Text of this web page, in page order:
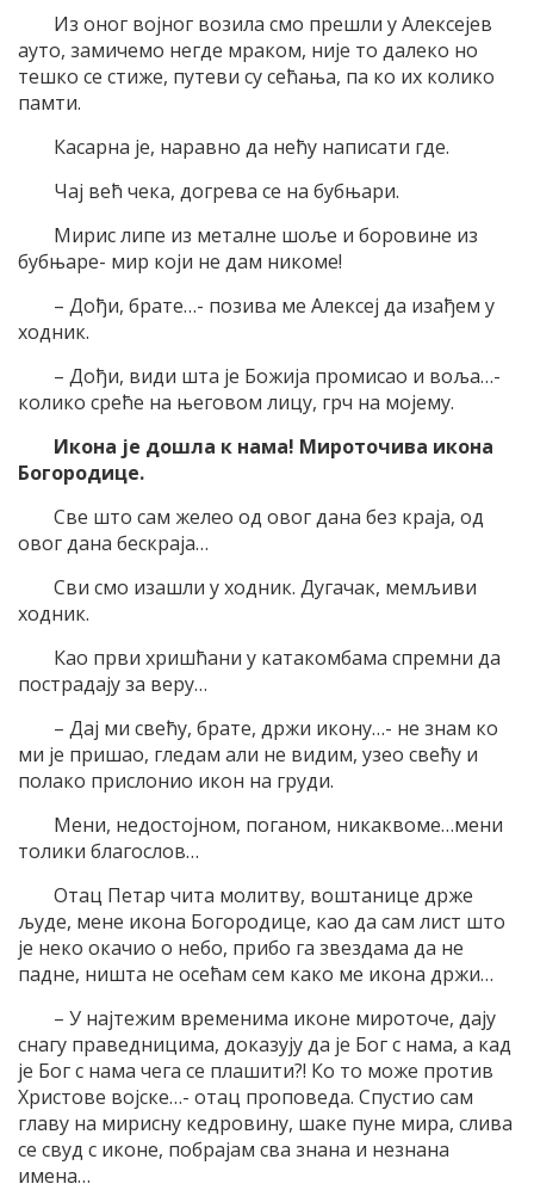
Из оног војног возила смо прешли у Алексејев
ауто, замичемо негде мраком, није то далеко но
тешко се стиже, путеви су сећања, па ко их колико
памти.
Касарна је, наравно да нећу написати где.
Чај већ чека, догрева се на бубњари.
Мирис липе из металне шоље и боровине из
бубњаре- мир који не дам никоме!
– Дођи, брате…- позива ме Алексеј да изађем у
ходник.
– Дођи, види шта је Божија промисао и воља…-
колико среће на његовом лицу, грч на мојему.
Икона је дошла к нама! Мироточива икона
Богородице.
Све што сам желео од овог дана без краја, од
овог дана бескраја…
Сви смо изашли у ходник. Дугачак, мемљиви
ходник.
Као први хришћани у катакомбама спремни да
пострадају за веру…
– Дај ми свећу, брате, држи икону…- не знам ко
ми је пришао, гледам али не видим, узео свећу и
полако прислонио икон на груди.
Мени, недостојном, поганом, никаквоме…мени
толики благослов…
Отац Петар чита молитву, воштанице држе
људе, мене икона Богородице, као да сам лист што
је неко окачио о небо, прибо га звездама да не
падне, ништа не осећам сем како ме икона држи…
– У најтежим временима иконе мироточе, дају
снагу праведницима, доказују да је Бог с нама, а кад
је Бог с нама чега се плашити?! Ко то може против
Христове војске…- отац проповеда. Спустио сам
главу на мирисну кедровину, шаке пуне мира, слива
се свуд с иконе, побрајам сва знана и незнана
имена…